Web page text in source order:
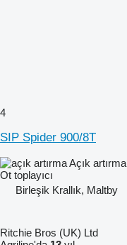
4
SIP Spider 900/8T
Açık artırma
Ot toplayıcı
Birleşik Krallık, Maltby
Ritchie Bros (UK) Ltd